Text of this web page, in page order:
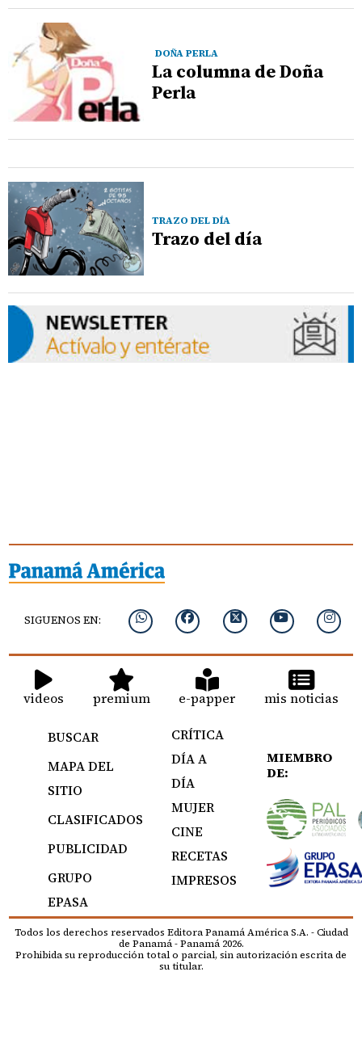
DOÑA PERLA
La columna de Doña
Perla
TRAZO DEL DÍA
Trazo del día
SIGUENOS EN:
videos premium e-papper mis noticias
BUSCAR
MAPA DEL
SITIO
CLASIFICADOS
PUBLICIDAD
GRUPO
EPASA
CRÍTICA
DÍA A
DÍA
MUJER
CINE
RECETAS
IMPRESOS
MIEMBRO
DE:
Todos los derechos reservados Editora Panamá América S.A. - Ciudad
de Panamá - Panamá 2026.
Prohibida su reproducción total o parcial, sin autorización escrita de
su titular.